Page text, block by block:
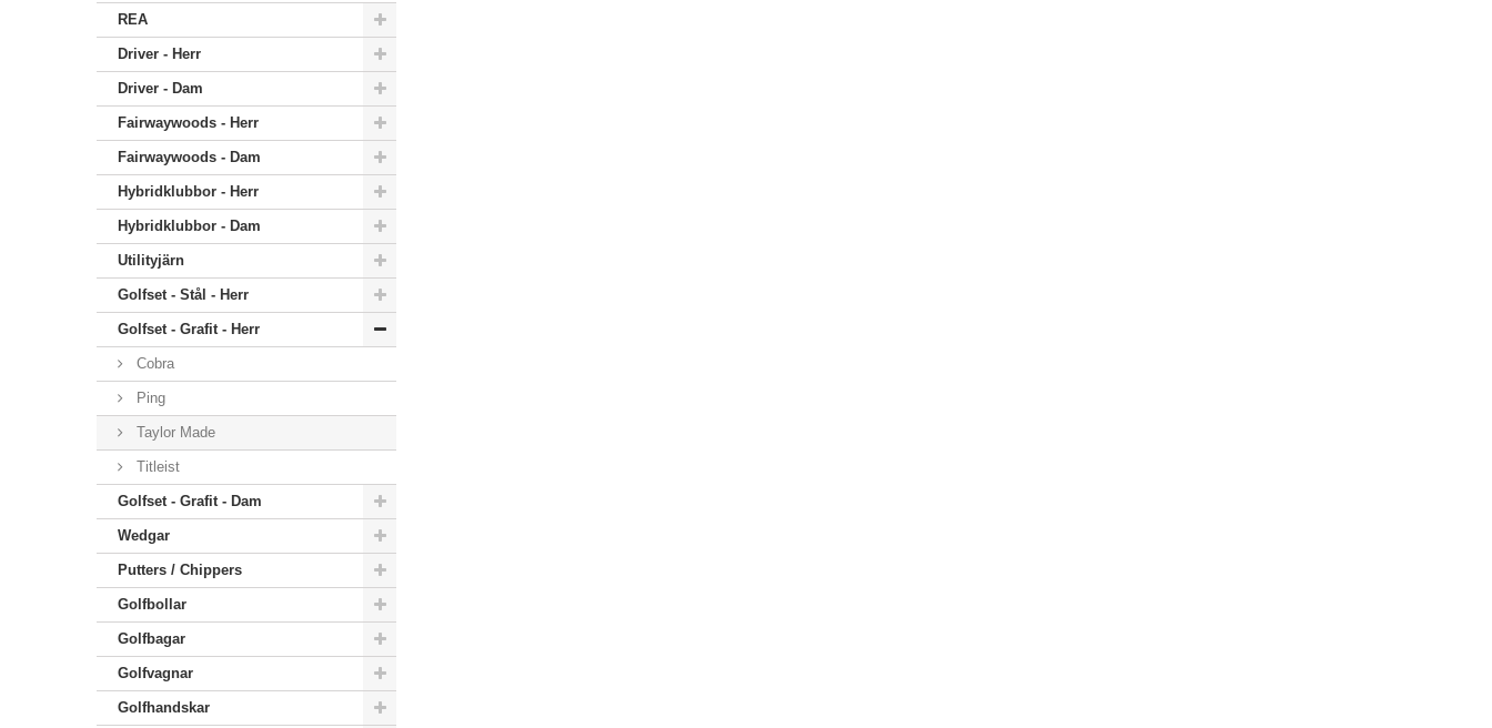
REA
Driver - Herr
Driver - Dam
Fairwaywoods - Herr
Fairwaywoods - Dam
Hybridklubbor - Herr
Hybridklubbor - Dam
Utilityjärn
Golfset - Stål - Herr
Golfset - Grafit - Herr
Cobra
Ping
Taylor Made
Titleist
Golfset - Grafit - Dam
Wedgar
Putters / Chippers
Golfbollar
Golfbagar
Golfvagnar
Golfhandskar